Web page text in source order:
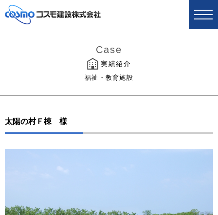
Case
実績紹介
福祉・教育施設
太陽の村Ｆ棟 様